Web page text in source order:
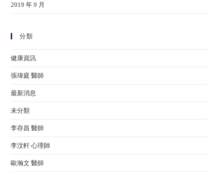
2019 年 9 月
分類
健康資訊
張瑋庭 醫師
最新消息
未分類
李存昌 醫師
李汶軒 心理師
歐瀚文 醫師